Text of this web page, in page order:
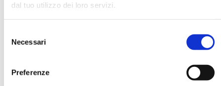
dal tuo utilizzo dei loro servizi.
delNecessari
Preferenze
E-MAIL *
AZIENDA
FUNZIONE AZIENDALE